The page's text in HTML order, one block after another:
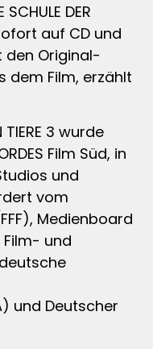
DER
auf CD und
den Original-
dem Film, erzählt
TIERE 3 wurde
Film Süd, in
und
vom
Medienboard
und
und Deutscher